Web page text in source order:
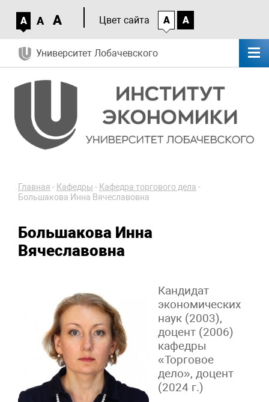
A A A Цвет сайта A A
Университет Лобачевского
Главная - Кафедры - Кафедра торгового дела -
Большакова Инна Вячеславовна
Большакова Инна
Вячеславовна
Кандидат
экономических
наук (2003),
доцент (2006)
кафедры
«Торговое
дело», доцент
(2024 г.)